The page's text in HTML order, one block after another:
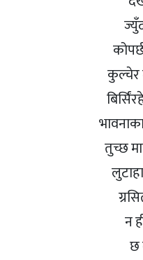
कुल्चेर
तुच्छ
न
छ